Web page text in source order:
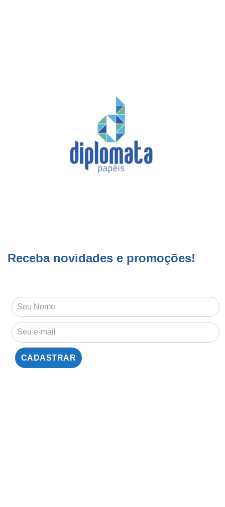
Receba novidades e promoções!